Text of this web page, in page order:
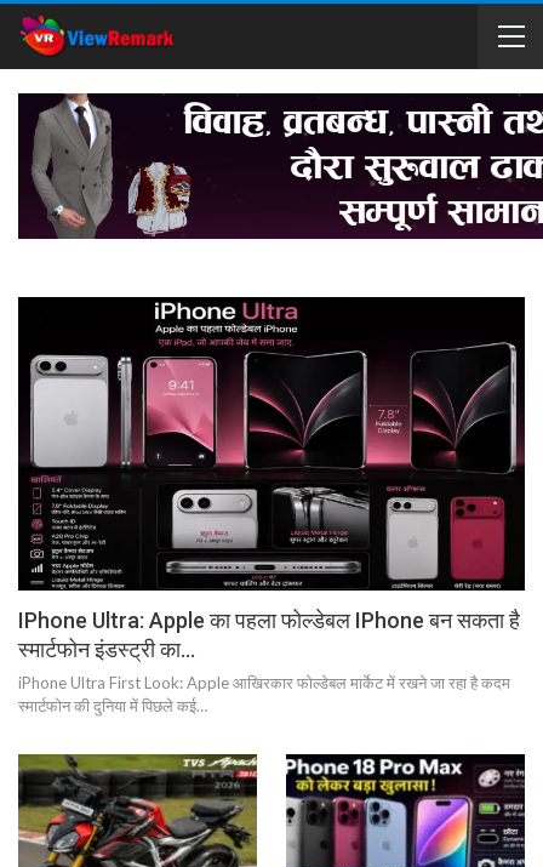
IPhone Ultra: Apple का पहला फोल्डेबल IPhone बन सकता है
स्मार्टफोन इंडस्ट्री का…
iPhone Ultra First Look: Apple आखिरकार फोल्डेबल मार्केट में रखने जा रहा है कदम
स्मार्टफोन की दुनिया में पिछले कई…